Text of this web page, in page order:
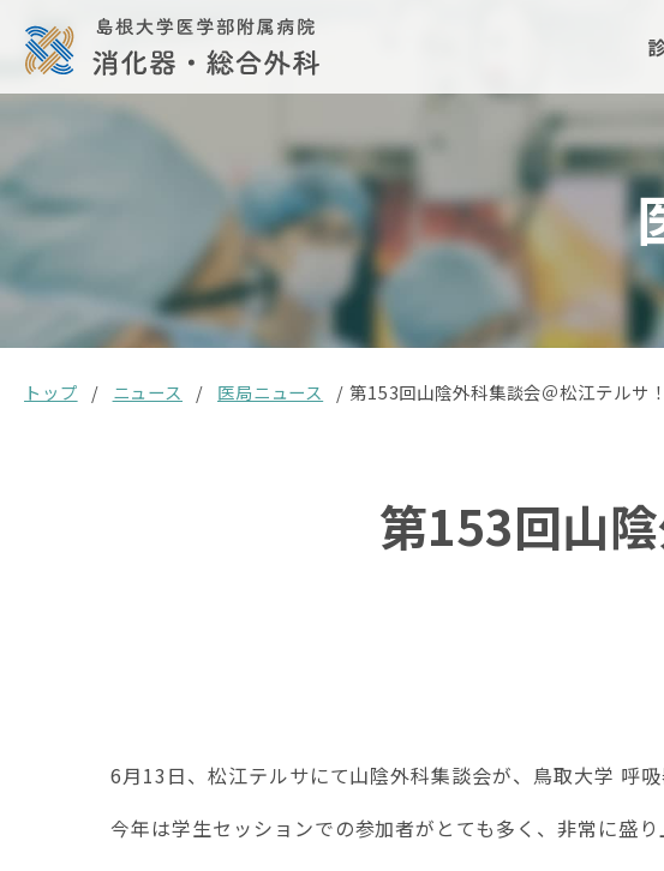
トップ / ニュース / 医局ニュース / 第153回山陰外科集談会＠松江テルサ！
第153回山
6月13日、松江テルサにて山陰外科集談会が、鳥取大学 呼
今年は学生セッションでの参加者がとても多く、非常に盛り